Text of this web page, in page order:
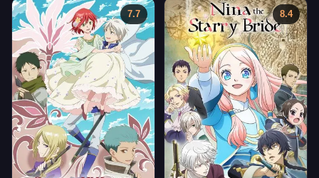
7.7 8.4